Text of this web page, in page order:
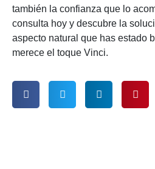
también la confianza que lo
consulta hoy y descubre la
aspecto natural que has estado
merece el toque Vinci.